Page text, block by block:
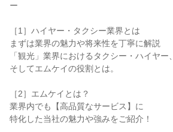
ー
［1］ハイヤー・タクシー業界とは
まずは業界の魅力や将来性を丁寧に解説
「観光」業界におけるタクシー・ハイヤー、
そしてエムケイの役割とは。
［2］エムケイとは？
業界内でも【高品質なサービス】に
特化した当社の魅力や強みをご紹介！